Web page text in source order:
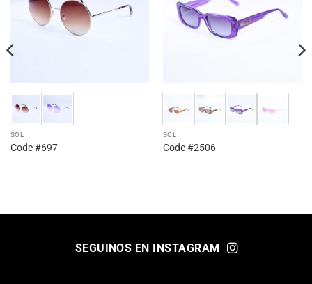
SOL
Code #697
SOL
Code #2506
SEGUINOS EN INSTAGRAM